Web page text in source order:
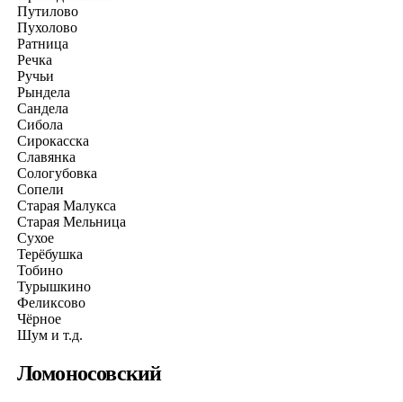
Путилово
Пухолово
Ратница
Речка
Ручьи
Рындела
Сандела
Сибола
Сирокасска
Славянка
Сологубовка
Сопели
Старая Малукса
Старая Мельница
Сухое
Терёбушка
Тобино
Турышкино
Феликсово
Чёрное
Шум и т.д.
Ломоносовский